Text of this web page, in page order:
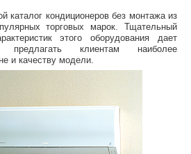
каталог кондиционеров без монтажа из
торговых марок. Тщательный
этого оборудования дает
клиентам наиболее
и качеству модели.